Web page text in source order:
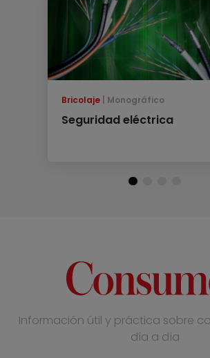
Bricolaje Monográfico
Seguridad eléctrica
Información útil y práctica sobre
día a día